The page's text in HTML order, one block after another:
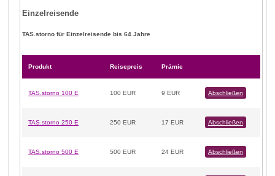
Einzelreisende
TAS.storno für Einzelreisende bis 64 Jahre
Produkt Reisepreis Prämie
TAS.storno 100 E 100 EUR 9 EUR Abschließen
TAS.storno 250 E 250 EUR 17 EUR Abschließen
TAS.storno 500 E 500 EUR 24 EUR Abschließen